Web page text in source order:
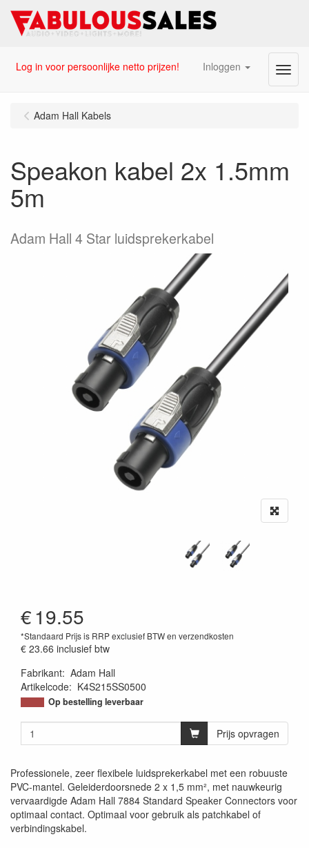
Log in voor persoonlijke netto prijzen! Inloggen Menu
Adam Hall Kabels
Speakon kabel 2x 1.5mm
5m
Adam Hall 4 Star luidsprekerkabel
€19.55
*Standaard Prijs is RRP exclusief BTW en verzendkosten
€ 23.66 inclusief btw
Fabrikant: Adam Hall
Artikelcode: K4S215SS0500
Op bestelling leverbaar
Prijs opvragen
Professionele, zeer flexibele luidsprekerkabel met een robuuste
PVC-mantel. Geleiderdoorsnede 2 x 1,5 mm², met nauwkeurig
vervaardigde Adam Hall 7884 Standard Speaker Connectors voor
optimaal contact. Optimaal voor gebruik als patchkabel of
verbindingskabel.